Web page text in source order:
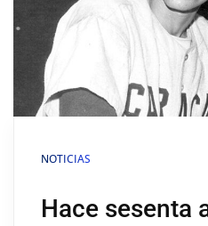
NOTICIAS
Hace sesenta